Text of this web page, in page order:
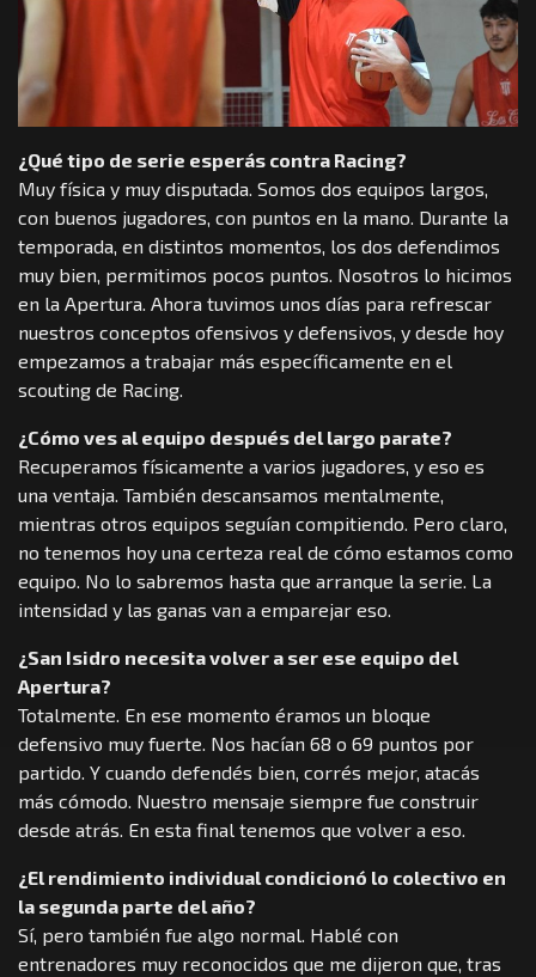
¿Qué tipo de serie esperás contra Racing?
Muy física y muy disputada. Somos dos equipos largos,
con buenos jugadores, con puntos en la mano. Durante la
temporada, en distintos momentos, los dos defendimos
muy bien, permitimos pocos puntos. Nosotros lo hicimos
en la Apertura. Ahora tuvimos unos días para refrescar
nuestros conceptos ofensivos y defensivos, y desde hoy
empezamos a trabajar más específicamente en el
scouting de Racing.
¿Cómo ves al equipo después del largo parate?
Recuperamos físicamente a varios jugadores, y eso es
una ventaja. También descansamos mentalmente,
mientras otros equipos seguían compitiendo. Pero claro,
no tenemos hoy una certeza real de cómo estamos como
equipo. No lo sabremos hasta que arranque la serie. La
intensidad y las ganas van a emparejar eso.
¿San Isidro necesita volver a ser ese equipo del
Apertura?
Totalmente. En ese momento éramos un bloque
defensivo muy fuerte. Nos hacían 68 o 69 puntos por
partido. Y cuando defendés bien, corrés mejor, atacás
más cómodo. Nuestro mensaje siempre fue construir
desde atrás. En esta final tenemos que volver a eso.
¿El rendimiento individual condicionó lo colectivo en
la segunda parte del año?
Sí, pero también fue algo normal. Hablé con
entrenadores muy reconocidos que me dijeron que, tras